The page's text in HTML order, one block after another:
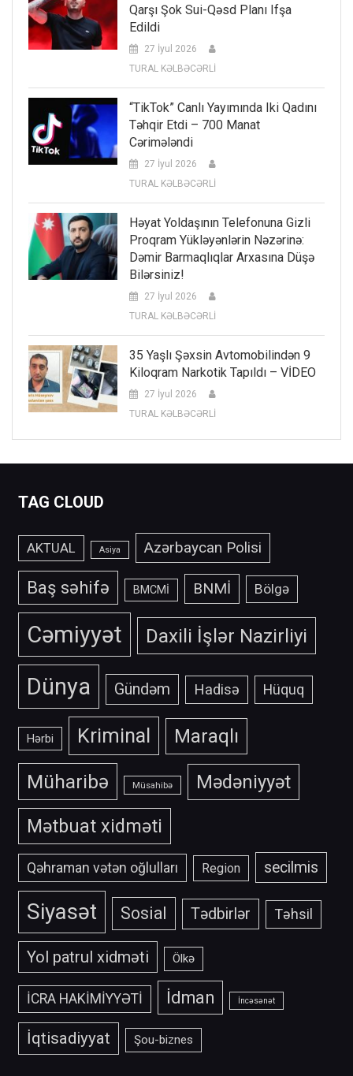
Qarşı Şok Sui-Qəsd Planı Ifşa
Edildi
27 İyul 2026
TURAL KƏLBƏCƏRLİ
“TikTok” Canlı Yayımında Iki Qadını
Təhqir Etdi – 700 Manat
Cərimələndi
27 İyul 2026
TURAL KƏLBƏCƏRLİ
Həyat Yoldaşının Telefonuna Gizli
Proqram Yükləyənlərin Nəzərinə:
Dəmir Barmaqlıqlar Arxasına Düşə
Bilərsiniz!
27 İyul 2026
TURAL KƏLBƏCƏRLİ
35 Yaşlı Şəxsin Avtomobilindən 9
Kiloqram Narkotik Tapıldı – VİDEO
27 İyul 2026
TURAL KƏLBƏCƏRLİ
TAG CLOUD
AKTUAL Asiya Azərbaycan Polisi
Baş səhifə BMCMİ BNMİ Bölgə
Cəmiyyət Daxili İşlər Nazirliyi
Dünya Gündəm Hadisə Hüquq
Hərbi Kriminal Maraqlı
Müharibə Müsahibə
Mədəniyyət
Mətbuat xidməti
Qəhraman vətən oğlulları Region secilmis
Siyasət Sosial Tədbirlər Təhsil
Yol patrul xidməti Ölkə
İCRA HAKİMİYYƏTİ İdman İncəsənət
İqtisadiyyat Şou-biznes